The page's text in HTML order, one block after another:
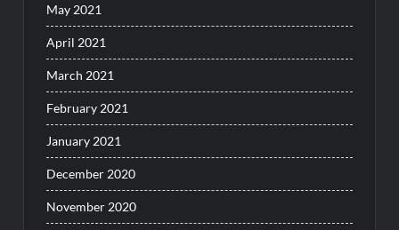
May 2021
April 2021
March 2021
February 2021
January 2021
December 2020
November 2020